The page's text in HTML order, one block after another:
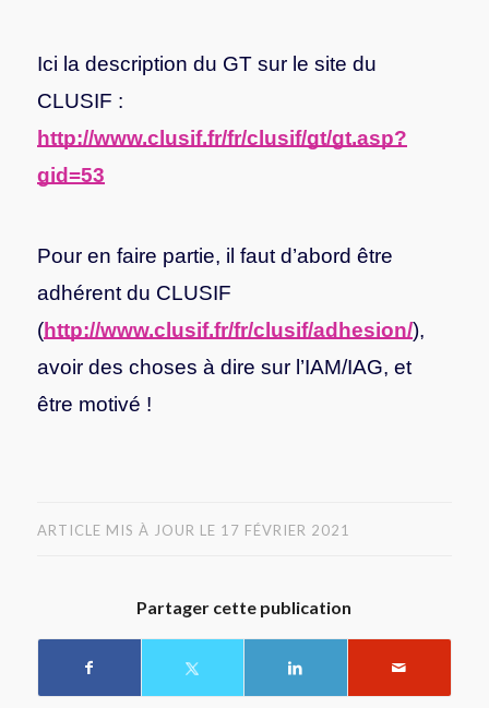
Ici la description du GT sur le site du
CLUSIF :
http://www.clusif.fr/fr/clusif/gt/gt.asp?
gid=53
Pour en faire partie, il faut d’abord être
adhérent du CLUSIF
(http://www.clusif.fr/fr/clusif/adhesion/),
avoir des choses à dire sur l’IAM/IAG, et
être motivé !
ARTICLE MIS À JOUR LE 17 FÉVRIER 2021
Partager cette publication